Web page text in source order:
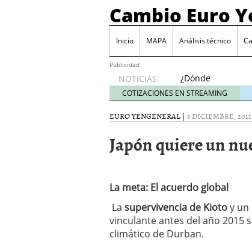
Cambio Euro
Inicio MAPA Análisis técnico
Publicidad
NOTICIAS:
¿Dónde
invertir
en
Japón?
Los desafíos de la
septiembre 26, 2023
extranjero?
COTIZACIONES EN STREAMING
EURO YENGENERAL | 3 DICIEMBRE, 2011
Japón quiere un
La meta: El acuerdo global
La supervivencia de Kiotoy un
vinculante antes del año 2015
climático de Durban.